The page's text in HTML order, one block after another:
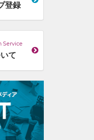
登録
Service
て